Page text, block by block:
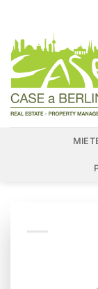
springen